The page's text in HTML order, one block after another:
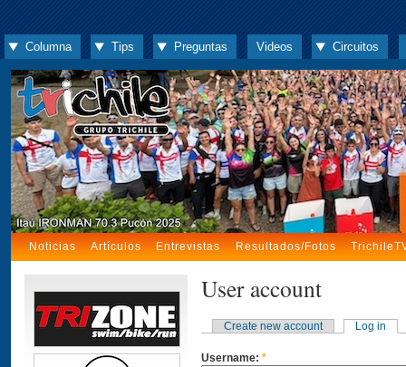
Columna Tips Preguntas Videos Circuitos
Noticias Artículos Entrevistas Resultados/Fotos
User account
Create new account Log in
Username: *